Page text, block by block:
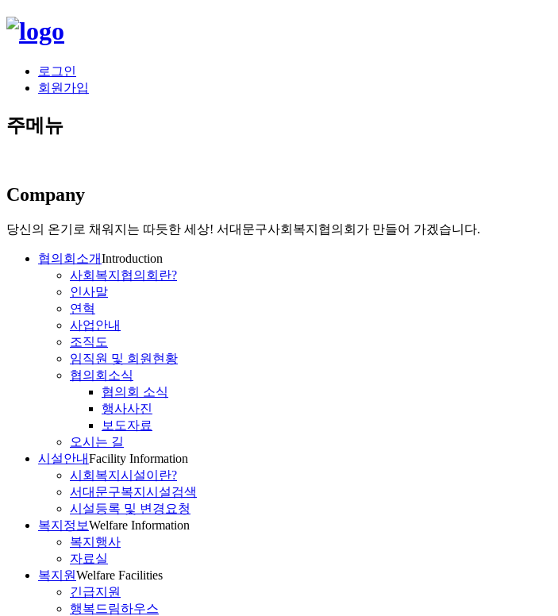
로그인
회원가입
주메뉴
Company
당신의 온기로 채워지는 따듯한 세상! 서대문구사회복지협의회가 만들어 가겠습니다.
협의회소개Introduction
사회복지협의회란?
인사말
연혁
사업안내
조직도
임직원 및 회원현황
협의회소식
협의회 소식
행사사진
보도자료
오시는 길
시설안내Facility Information
시회복지시설이란?
서대문구복지시설검색
시설등록 및 변경요청
복지정보Welfare Information
복지행사
자료실
복지원Welfare Facilities
긴급지원
행복드림하우스